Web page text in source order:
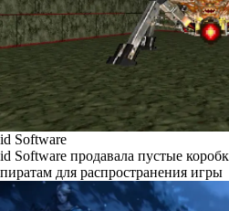
id Software
id Software продавала пустые
пиратам для распространения игры